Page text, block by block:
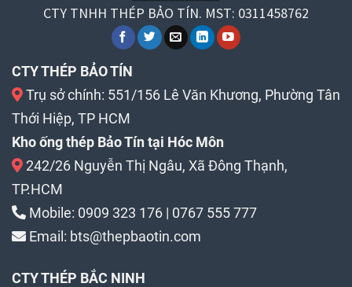
CTY TNHH THÉP BẢO TÍN. MST: 0311458762
CTY THÉP BẢO TÍN
Trụ sở chính: 551/156 Lê Văn Khương, Phường Tân
Thới Hiệp, TP HCM
Kho ống thép Bảo Tín tại Hóc Môn
242/26 Nguyễn Thị Ngâu, Xã Đông Thạnh,
TP.HCM
Mobile: 0909 323 176 | 0767 555 777
Email: bts@thepbaotin.com
CTY THÉP BẮC NINH